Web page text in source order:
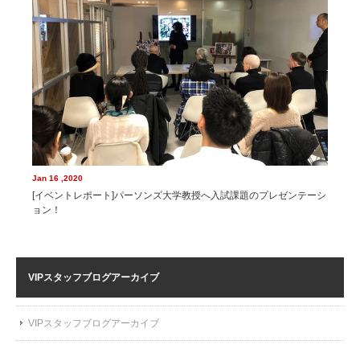
Jan 16 ,2020
[イベントレポート]パーソンズ大学教授へ入試課題のプレゼンテーシ
ョン！
VIPスタッフブログアーカイブ
VIPスタッフブログアーカイブ